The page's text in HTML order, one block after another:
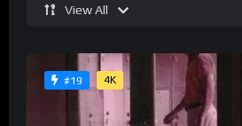
View All
#19 4K